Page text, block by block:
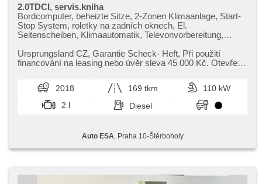
2.0TDCI, servis.kniha
Bordcomputer, beheizte Sitze, 2-Zonen Klimaanlage, Start-
Stop System, roletky na zadních oknech, El.
Seitenscheiben, Klimaautomatik, Televonvorbereitung,
Multifunktionslenkrad, USB, Getönte Scheiben, täglich
Leuchten, Alufelgen, Handgetriebe, El. Spiegel,
Elektronisches Stabilitätsprogramm (ESP),
Nebelscheinwerfer, El. Klappspiegel, ABS, Alarmanlage,
parkovací senzory zadní, isofix, Fahrkamera,
Wegfahrsperre, 6x Airbag, asistent jízdy v jízdním pruhu,
Ursprungsland CZ,​ Garantie Scheck​- Heft,​ Při použití
financování na leasing nebo úvěr sleva 45 000 Kč. Otevřeno
2018 169 tkm
110 kW
2 l
Diesel
Auto ESA , Praha 10-Štěrboholy